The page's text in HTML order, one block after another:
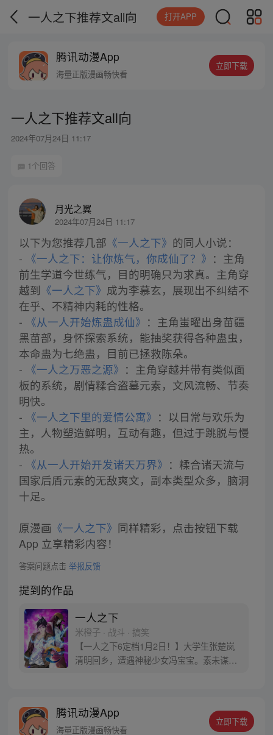
一人之下推荐文all向 打开APP
腾讯动漫App
海量正版漫画畅快看
立即下载
一人之下推荐文all向
2024年07月24日 11:17
1个回答
月光之翼
2024年07月24日 11:17
以下为您推荐几部 《一人之下》 的同人小说：
- 《一人之下：让你炼气，你成仙了？》 ：主角
前生学道今世练气，目的明确只为求真。主角穿
越到 《一人之下》 成为李慕玄，展现出不纠结不
在乎、不精神内耗的性格。
- 《从一人开始炼蛊成仙》 ：主角蚩曜出身苗疆
黑苗部，身怀探索系统，能抽奖获得各种蛊虫，
本命蛊为七绝蛊，目前已拯救陈朵。
- 《一人之万恶之源》 ：主角穿越并带有类似面
板的系统，剧情糅合盗墓元素，文风流畅、节奏
明快。
- 《一人之下里的爱情公寓》 ：以日常与欢乐为
主，人物塑造鲜明，互动有趣，但过于跳脱与慢
热。
- 《从一人开始开发诸天万界》 ：糅合诸天流与
国家后盾元素的无敌爽文，副本类型众多，脑洞
十足。
原漫画 《一人之下》 同样精彩，点击按钮下载
App 立享精彩内容！
答案问题点击 举报反馈
提到的作品
一人之下
米橙子 · 战斗 · 搞笑
【一人之下6定档1月2日！】大学生张楚岚
清明回乡，遭遇神秘少女冯宝宝。素未谋面
密，张楚岚的生活被彻底颠覆，与冯宝宝一
同踏上“异人”之旅。
腾讯动漫App
海量正版漫画畅快看
立即下载